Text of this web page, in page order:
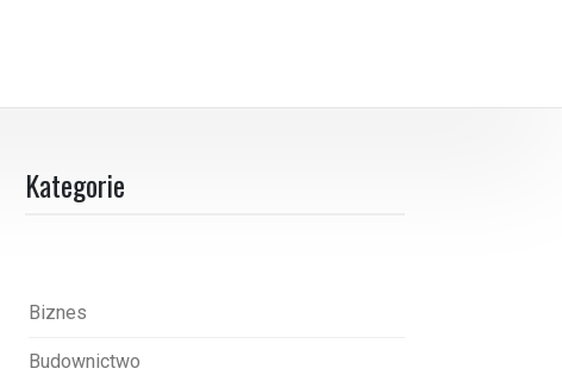
Kategorie
Biznes
Budownictwo